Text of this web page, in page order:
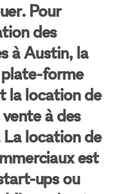
Pour
des
à Austin, la
forme
la location de
à des
location de
est
ups ou